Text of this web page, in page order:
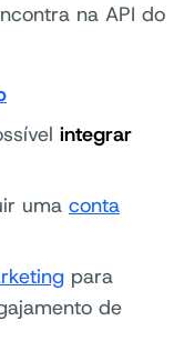
na API do
integrar
uma conta
para
de